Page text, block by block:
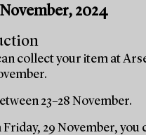
2024
collect your item at
23–28 November.
Friday, 29 November,